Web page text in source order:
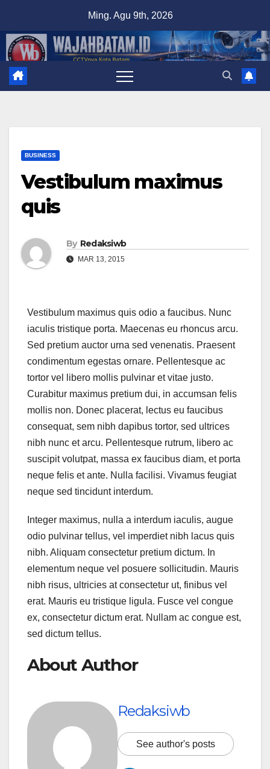
content
Ming. Agu 9th, 2026
BUSINESS
Vestibulum maximus
quis
By Redaksiwb
MAR 13, 2015
Vestibulum maximus quis odio a faucibus. Nunc
iaculis tristique porta. Maecenas eu rhoncus arcu.
Sed pretium auctor urna sed venenatis. Praesent
condimentum egestas ornare. Pellentesque ac
tortor vel libero mollis pulvinar et vitae justo.
Curabitur maximus pretium dui, in accumsan felis
mollis non. Donec placerat, lectus eu faucibus
consequat, sem nibh dapibus tortor, sed ultrices
nibh nunc et arcu. Pellentesque rutrum, libero ac
suscipit volutpat, massa ex faucibus diam, et porta
neque felis et ante. Nulla facilisi. Vivamus feugiat
neque sed tincidunt interdum.
Integer maximus, nulla a interdum iaculis, augue
odio pulvinar tellus, vel imperdiet nibh lacus quis
nibh. Aliquam consectetur pretium dictum. In
elementum neque vel posuere sollicitudin. Mauris
nibh risus, ultricies at consectetur ut, finibus vel
erat. Mauris eu tristique ligula. Fusce vel congue
ex, consectetur dictum erat. Nullam ac congue est,
sed dictum tellus.
About Author
Redaksiwb
See author's posts